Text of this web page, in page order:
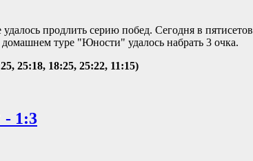
продлить серию побед. Сегодня в
туре "Юности" удалось набрать 3 очка.
25:18, 18:25, 25:22, 11:15)
1:3